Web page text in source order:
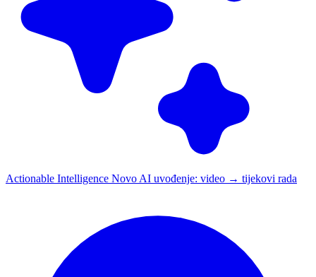
Actionable Intelligence Novo AI uvođenje: video → tijekovi rada